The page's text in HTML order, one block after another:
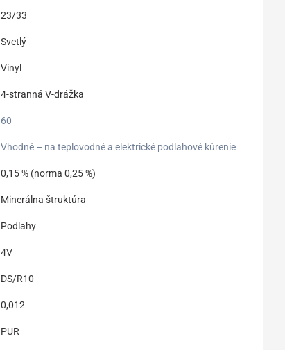
23/33
Svetlý
Vinyl
4-stranná V-drážka
60
Vhodné – na teplovodné a elektrické podlahové kúrenie
0,15 % (norma 0,25 %)
Minerálna štruktúra
Podlahy
4V
DS/R10
0,012
PUR